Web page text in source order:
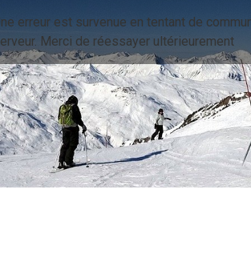
erreur est survenue en tentant de
Merci de réessayer ultérieurement